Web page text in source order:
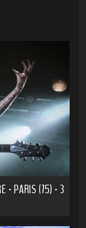
- PARIS (75) - 3